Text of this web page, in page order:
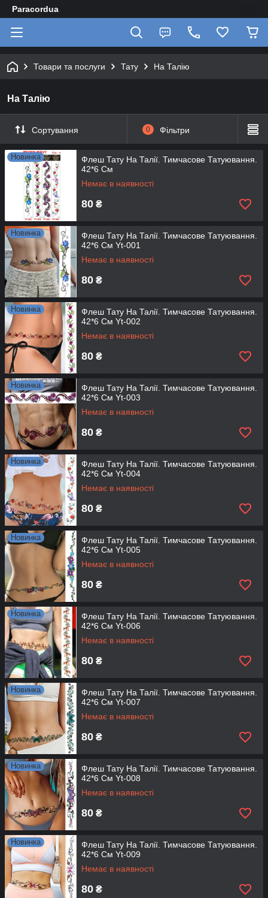
Paracordua
Товари та послуги Тату На Талію
На Талію
Сортування 0 Фільтри
Новинка
Флеш Тату На Талії. Тимчасове Татуювання.
42*6 См
Немає в наявності
80 ₴
Новинка
Флеш Тату На Талії. Тимчасове Татуювання.
42*6 См Yt-001
Немає в наявності
80 ₴
Новинка
Флеш Тату На Талії. Тимчасове Татуювання.
42*6 См Yt-002
Немає в наявності
80 ₴
Новинка
Флеш Тату На Талії. Тимчасове Татуювання.
42*6 См Yt-003
Немає в наявності
80 ₴
Новинка
Флеш Тату На Талії. Тимчасове Татуювання.
42*6 См Yt-004
Немає в наявності
80 ₴
Новинка
Флеш Тату На Талії. Тимчасове Татуювання.
42*6 См Yt-005
Немає в наявності
80 ₴
Новинка
Флеш Тату На Талії. Тимчасове Татуювання.
42*6 См Yt-006
Немає в наявності
80 ₴
Новинка
Флеш Тату На Талії. Тимчасове Татуювання.
42*6 См Yt-007
Немає в наявності
80 ₴
Новинка
Флеш Тату На Талії. Тимчасове Татуювання.
42*6 См Yt-008
Немає в наявності
80 ₴
Новинка
Флеш Тату На Талії. Тимчасове Татуювання.
42*6 См Yt-009
Немає в наявності
80 ₴